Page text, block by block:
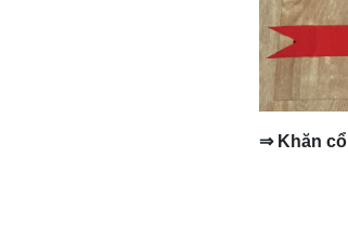
⇒Khăn cô